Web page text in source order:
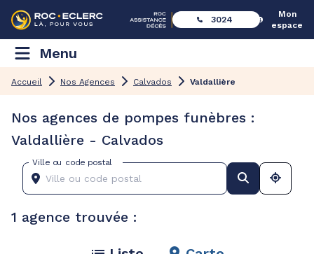
3024
Mon
espace
Menu
Accueil Nos Agences Calvados Valdallière
Nos agences de pompes funèbres :
Valdallière - Calvados
Ville ou code postal
1 agence trouvée :